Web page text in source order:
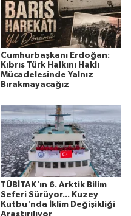
Cumhurbaşkanı Erdoğan:
Kıbrıs Türk Halkını Haklı
Mücadelesinde Yalnız
Bırakmayacağız
TÜBİTAK'ın 6. Arktik Bilim
Seferi Sürüyor... Kuzey
Kutbu'nda İklim Değişikliği
Araştırılıyor